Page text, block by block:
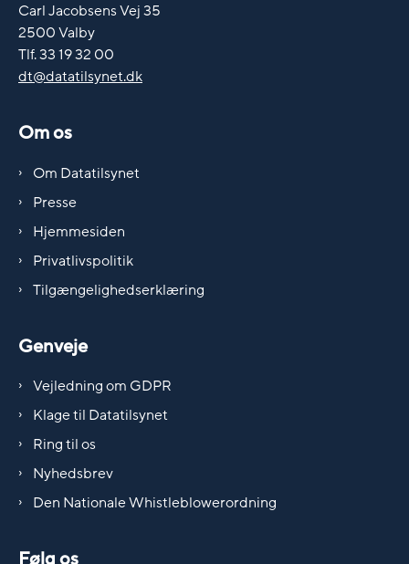
Carl Jacobsens Vej 35
2500 Valby
Tlf. 33 19 32 00
dt@datatilsynet.dk
Om os
Om Datatilsynet
Presse
Hjemmesiden
Privatlivspolitik
Tilgængelighedserklæring
Genveje
Vejledning om GDPR
Klage til Datatilsynet
Ring til os
Nyhedsbrev
Den Nationale Whistleblowerordning